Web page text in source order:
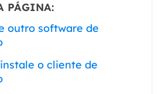
PÁGINA:
outro software de
o cliente de